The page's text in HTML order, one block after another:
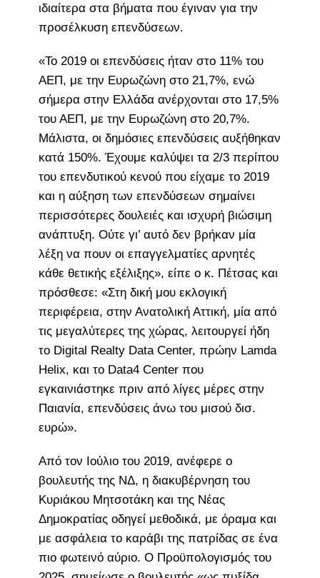
ιδιαίτερα στα βήματα που έγιναν για την
προσέλκυση επενδύσεων.
«Το 2019 οι επενδύσεις ήταν στο 11% του
ΑΕΠ, με την Ευρωζώνη στο 21,7%, ενώ
σήμερα στην Ελλάδα ανέρχονται στο 17,5%
του ΑΕΠ, με την Ευρωζώνη στο 20,7%.
Μάλιστα, οι δημόσιες επενδύσεις αυξήθηκαν
κατά 150%. Έχουμε καλύψει τα 2/3 περίπου
του επενδυτικού κενού που είχαμε το 2019
και η αύξηση των επενδύσεων σημαίνει
περισσότερες δουλειές και ισχυρή βιώσιμη
ανάπτυξη. Ούτε γι’ αυτό δεν βρήκαν μία
λέξη να πουν οι επαγγελματίες αρνητές
κάθε θετικής εξέλιξης», είπε ο κ. Πέτσας και
πρόσθεσε: «Στη δική μου εκλογική
περιφέρεια, στην Ανατολική Αττική, μία από
τις μεγαλύτερες της χώρας, λειτουργεί ήδη
το Digital Realty Data Center, πρώην Lamda
Helix, και το Data4 Center που
εγκαινιάστηκε πριν από λίγες μέρες στην
Παιανία, επενδύσεις άνω του μισού δισ.
ευρώ».
Από τον Ιούλιο του 2019, ανέφερε ο
βουλευτής της ΝΔ, η διακυβέρνηση του
Κυριάκου Μητσοτάκη και της Νέας
Δημοκρατίας οδηγεί μεθοδικά, με όραμα και
με ασφάλεια το καράβι της πατρίδας σε ένα
πιο φωτεινό αύριο. Ο Προϋπολογισμός του